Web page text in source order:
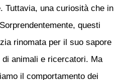
Tuttavia, una curiosità che in
questi
rinomata per il suo sapore
animali e ricercatori. Ma
il comportamento dei